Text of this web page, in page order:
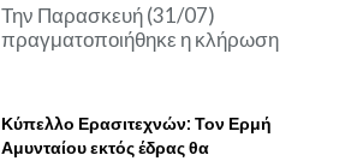
Την Παρασκευή (31/07)
πραγματοποιήθηκε η κλήρωση
Κύπελλο Ερασιτεχνών: Τον Ερμή
Αμυνταίου εκτός έδρας θα